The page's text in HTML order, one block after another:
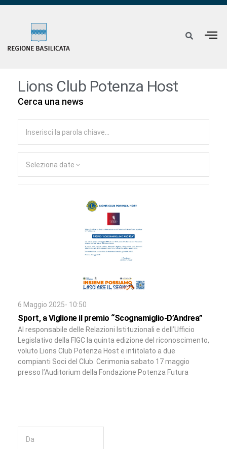
Lions Club Potenza Host
Cerca una news
Seleziona date
6 Maggio 2025- 10:50
Sport, a Viglione il premio “Scognamiglio-D’Andrea”
Al responsabile delle Relazioni Istituzionali e dell’Ufficio
Legislativo della FIGC la quinta edizione del riconoscimento,
voluto Lions Club Potenza Host e intitolato a due
compianti Soci del Club. Cerimonia sabato 17 maggio
presso l’Auditorium della Fondazione Potenza Futura